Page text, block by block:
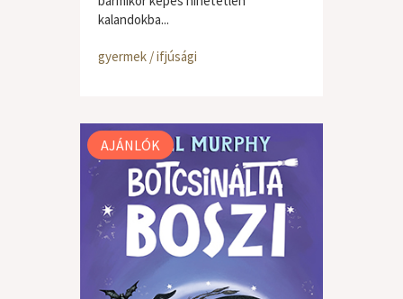
kalandokba...
gyermek / ifjúsági
AJÁNLÓK